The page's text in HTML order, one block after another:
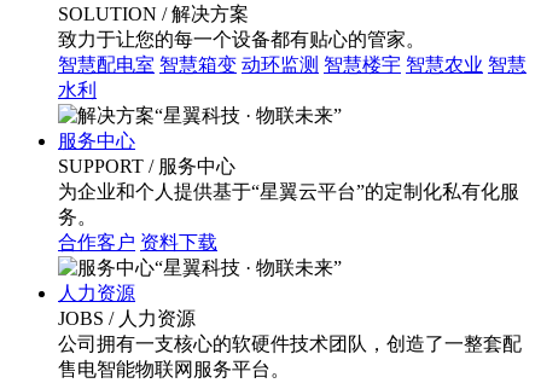
SOLUTION / 解决方案
致力于让您的每一个设备都有贴心的管家。
智慧配电室 智慧箱变 动环监测 智慧楼宇 智慧农业 智慧
水利
“星翼科技 · 物联未来”
服务中心
SUPPORT / 服务中心
为企业和个人提供基于“星翼云平台”的定制化私有化服
务。
合作客户 资料下载
“星翼科技 · 物联未来”
人力资源
JOBS / 人力资源
公司拥有一支核心的软硬件技术团队，创造了一整套配
售电智能物联网服务平台。